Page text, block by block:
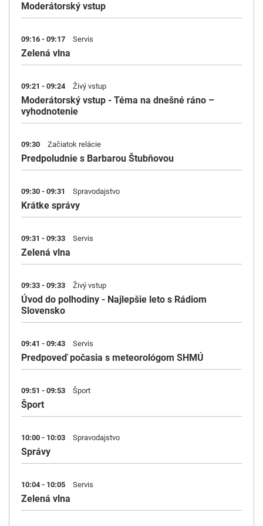
Moderátorský vstup
09:16 - 09:17 Servis
Zelená vlna
09:21 - 09:24 Živý vstup
Moderátorský vstup - Téma na dnešné ráno –
vyhodnotenie
09:30 Začiatok relácie
Predpoludnie s Barbarou Štubňovou
09:30 - 09:31 Spravodajstvo
Krátke správy
09:31 - 09:33 Servis
Zelená vlna
09:33 - 09:33 Živý vstup
Úvod do polhodiny - Najlepšie leto s Rádiom
Slovensko
09:41 - 09:43 Servis
Predpoveď počasia s meteorológom SHMÚ
09:51 - 09:53 Šport
Šport
10:00 - 10:03 Spravodajstvo
Správy
10:04 - 10:05 Servis
Zelená vlna